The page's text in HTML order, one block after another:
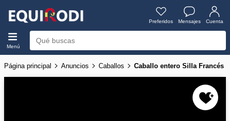
Preferidos Mensajes Cuenta
Menú
Página principal Anuncios Caballos Caballo entero Silla Francés